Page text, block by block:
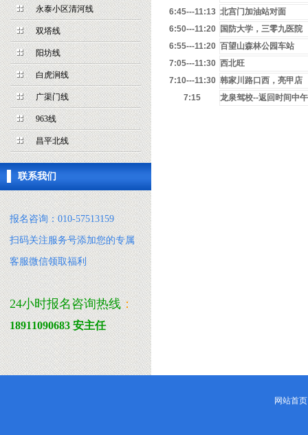
永泰小区清河线
双塔线
阳坊线
白虎涧线
广渠门线
963线
昌平北线
联系我们
报名咨询：010-57513159
扫码关注服务号添加您的专属
客服微信领取福利
24小时报名咨询热线：
18911090683 安主任
6:45---11:13 北宫门加油站对面
6:50---11:20
国防大学，三零九医院
6:55---11:20 百望山森林公园车站
7:05---11:30 西北旺
7:10---11:30 韩家川路口西，亮甲店
7:15
龙泉驾校--返回时间中
网站首页